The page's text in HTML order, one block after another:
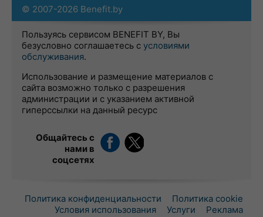
© 2007-2026 Benefit.by
Пользуясь сервисом BENEFIT BY, Вы
безусловно соглашаетесь с условиями
обслуживания.
Использование и размещение материалов с
сайта возможно только с разрешения
администрации и с указанием активной
гиперссылки на данный ресурс
Общайтесь с
нами в
соцсетях
Политика конфиденциальности
Политика cookie
Условия использования
Услуги
Реклама